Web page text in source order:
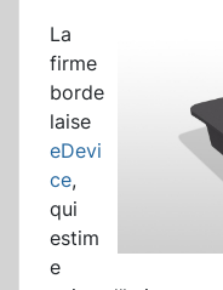
La
firme
borde
laise
eDevi
ce,
qui
estim
e